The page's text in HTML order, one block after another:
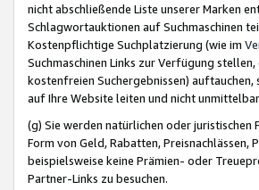
nicht abschließende Liste unserer Marken
Schlagwortauktionen auf Suchmaschinen
Kostenpflichtige Suchplatzierung (wie im
Suchmaschinen Links zur Verfügung
kostenfreien Suchergebnissen) auftauchen,
auf Ihre Website leiten und nicht
(g) Sie werden natürlichen oder
Form von Geld, Rabatten,
beispielsweise keine Prämien- oder
Partner-Links zu besuchen.